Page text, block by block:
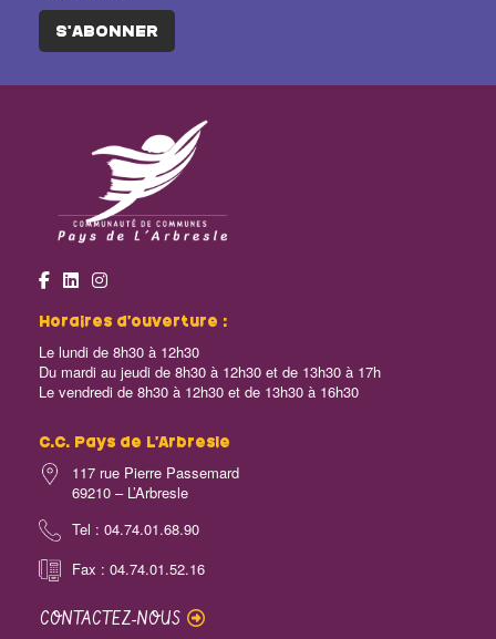
S'ABONNER
Horaires d’ouverture :
Le lundi de 8h30 à 12h30
Du mardi au jeudi de 8h30 à 12h30 et de 13h30 à 17h
Le vendredi de 8h30 à 12h30 et de 13h30 à 16h30
C.C. Pays de L’Arbresle
117 rue Pierre Passemard
69210 – L’Arbresle
Tel : 04.74.01.68.90
Fax : 04.74.01.52.16
CONTACTEZ-NOUS